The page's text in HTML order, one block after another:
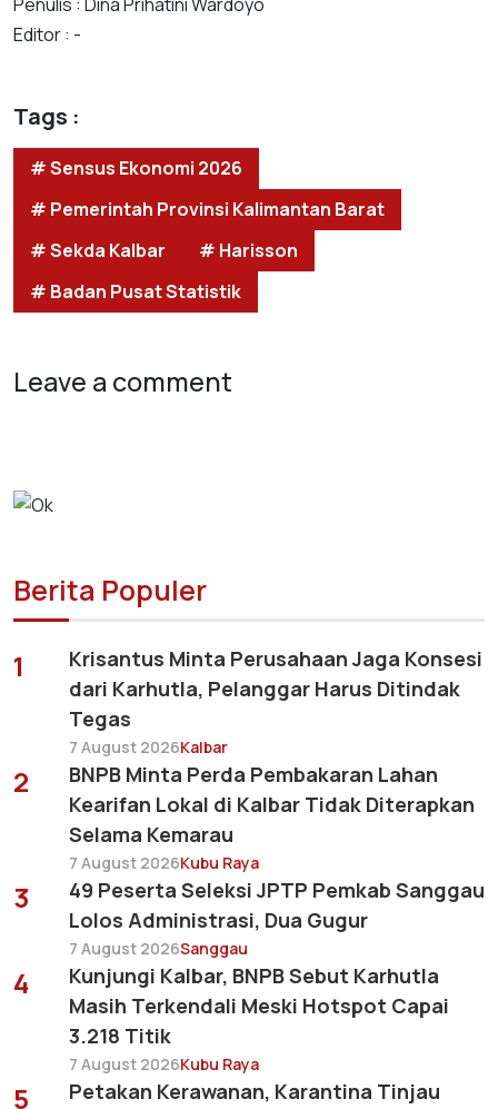
Editor : -
Tags :
# Sensus Ekonomi 2026
# Pemerintah Provinsi Kalimantan Barat
# Sekda Kalbar
# Harisson
# Badan Pusat Statistik
Leave a comment
Berita Populer
1
Krisantus Minta Perusahaan Jaga Konsesi
dari Karhutla, Pelanggar Harus Ditindak
Tegas
7 August 2026Kalbar
2
BNPB Minta Perda Pembakaran Lahan
Kearifan Lokal di Kalbar Tidak Diterapkan
Selama Kemarau
7 August 2026Kubu Raya
3
49 Peserta Seleksi JPTP Pemkab Sanggau
Lolos Administrasi, Dua Gugur
7 August 2026Sanggau
4
Kunjungi Kalbar, BNPB Sebut Karhutla
Masih Terkendali Meski Hotspot Capai
3.218 Titik
7 August 2026Kubu Raya
5
Petakan Kerawanan, Karantina Tinjau